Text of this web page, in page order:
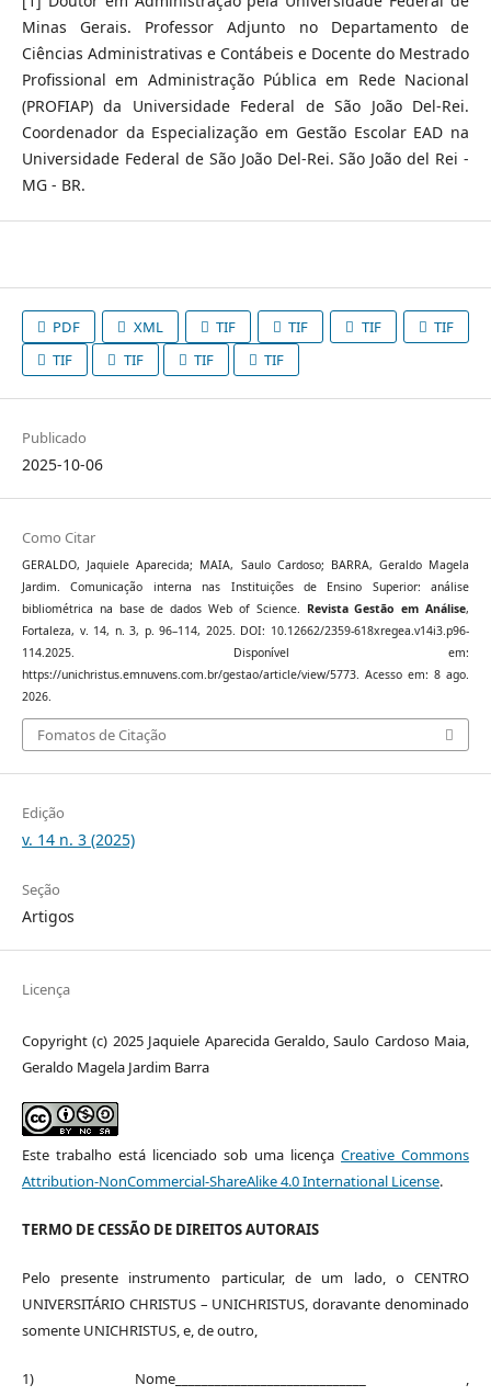
Minas Gerais. Professor Adjunto no Departamento de
Ciências Administrativas e Contábeis e Docente do Mestrado
Profissional em Administração Pública em Rede Nacional
(PROFIAP) da Universidade Federal de São João Del-Rei.
Coordenador da Especialização em Gestão Escolar EAD na
Universidade Federal de São João Del-Rei. São João del Rei -
MG - BR.
PDF XML TIF TIF TIF
TIF
TIF
TIF TIF TIF
Publicado
2025-10-06
Como Citar
GERALDO, Jaquiele Aparecida; MAIA, Saulo Cardoso; BARRA, Geraldo Magela
Jardim. Comunicação interna nas Instituições de Ensino Superior: análise
bibliométrica na base de dados Web of Science.
Revista Gestão em Análise,
Fortaleza, v. 14, n. 3, p. 96–114, 2025. DOI: 10.12662/2359-618xregea.v14i3.p96-
114.2025. Disponível em:
https://unichristus.emnuvens.com.br/gestao/article/view/5773. Acesso em: 8 ago.
2026.
Fomatos de Citação
Edição
v. 14 n. 3 (2025)
Seção
Artigos
Licença
Copyright (c) 2025 Jaquiele Aparecida Geraldo, Saulo Cardoso Maia,
Geraldo Magela Jardim Barra
Este trabalho está licenciado sob uma licençaCreative Commons
Attribution-NonCommercial-ShareAlike 4.0 International License.
TERMO DE CESSÃO DE DIREITOS AUTORAIS
Pelo presente instrumento particular, de um lado, o CENTRO
UNIVERSITÁRIO CHRISTUS – UNICHRISTUS, doravante denominado
somente UNICHRISTUS, e, de outro,
1) Nome_____________________________ ,